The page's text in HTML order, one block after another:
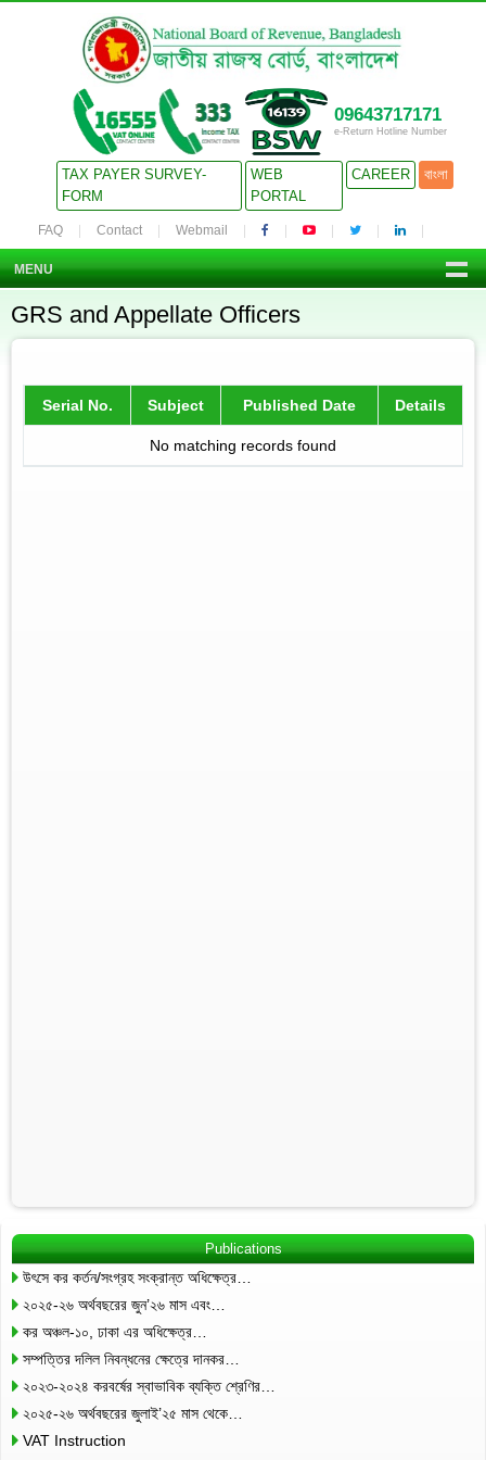
09643717171
e-Return Hotline Number
TAX PAYER SURVEY-
FORM
WEB
PORTAL
CAREER বাংলা
FAQ Contact Webmail
MENU
GRS and Appellate Officers
Serial No. Subject Published Date Details
No matching records found
Publications
উৎসে কর কর্তন/সংগ্রহ সংক্রান্ত অধিক্ষেত্র…
২০২৫-২৬ অর্থবছরের জুন’২৬ মাস এবং…
কর অঞ্চল-১০, ঢাকা এর অধিক্ষেত্র…
সম্পত্তির দলিল নিবন্ধনের ক্ষেত্রে দানকর…
২০২৩-২০২৪ করবর্ষের স্বাভাবিক ব্যক্তি শ্রেণির…
২০২৫-২৬ অর্থবছরের জুলাই’২৫ মাস থেকে…
VAT Instruction